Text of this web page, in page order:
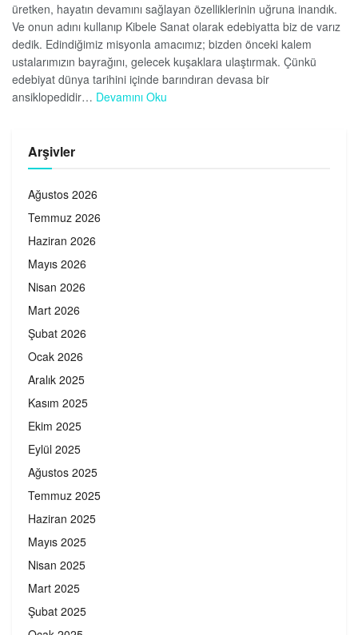
üretken, hayatın devamını sağlayan özelliklerinin uğruna inandık.
Ve onun adını kullanıp Kibele Sanat olarak edebiyatta biz de varız
dedik. Edindiğimiz misyonla amacımız; bizden önceki kalem
ustalarımızın bayrağını, gelecek kuşaklara ulaştırmak. Çünkü
edebiyat dünya tarihini içinde barındıran devasa bir
ansiklopedidir… Devamını Oku
Arşivler
Ağustos 2026
Temmuz 2026
Haziran 2026
Mayıs 2026
Nisan 2026
Mart 2026
Şubat 2026
Ocak 2026
Aralık 2025
Kasım 2025
Ekim 2025
Eylül 2025
Ağustos 2025
Temmuz 2025
Haziran 2025
Mayıs 2025
Nisan 2025
Mart 2025
Şubat 2025